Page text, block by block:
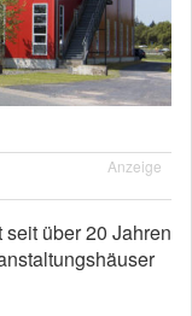
Anzeige
über 20 Jahren